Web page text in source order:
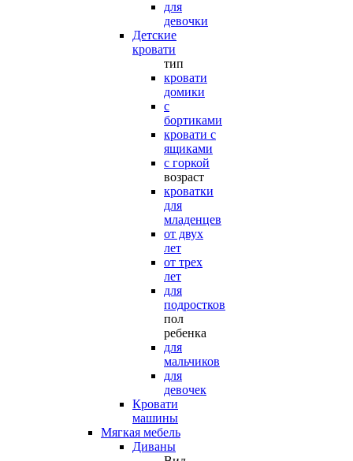
для
девочки
Детские
кровати
тип
кровати
домики
с
бортиками
кровати с
ящиками
с горкой
возраст
кроватки
для
младенцев
от двух
лет
от трех
лет
для
подростков
пол
ребенка
для
мальчиков
для
девочек
Кровати
машины
Мягкая мебель
Диваны